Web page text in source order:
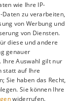
Pinterest!
wie Ihre IP-
Daten zu verarbeiten,
von Werbung und
von Diensten.
diese und andere
genauer
Ihre Auswahl gilt nur
statt auf Ihre
Sie haben das Recht,
Sie können Ihre
widerrufen.